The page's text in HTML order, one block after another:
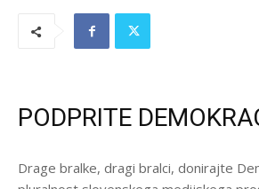
PODPRITE
Drage bralke, dragi bralci, donirajte